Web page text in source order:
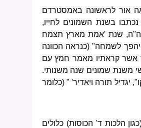
אור לראשונה באמסטרדם
1738). שניים מן החיבורים נכתבו בשנת השמונים לחייו,
שנת 'אמת מארץ תצמח
לשמחה" (כנראה הכוונה
אשר קראתיו מאמר חמץ עם
משנת שמונים שנה משנותי.
יגדיל תורה ויאדיר' " (כלומר
הלכות ד' הכוסות) כלולים